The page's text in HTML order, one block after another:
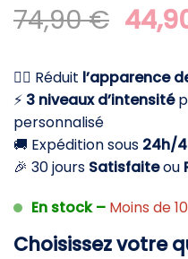
74,90€ Le
prix
était
💆‍♀️ Réduit l’apparence
⚡ 3 niveaux d’intensité
personnalisé
🚚 Expédition sous 24h/
🎉 30 jours Satisfaiteou
En stock – Moins de
Choisissez votre